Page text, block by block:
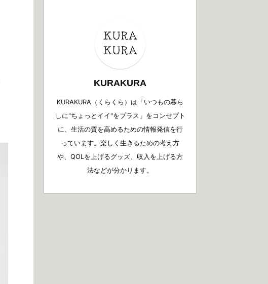
KURAKURA
KURAKURA（くらくら）は「いつもの暮ら
しに"ちょっとイイ"をプラス」をコンセプト
に、生活の質を高めるための情報発信を行
っています。楽しく生きるための考え方
や、QOLを上げるグッズ、収入を上げる方
法などが分かります。